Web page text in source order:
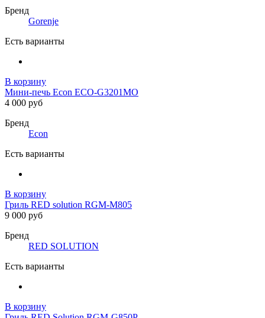
Бренд
Gorenje
Есть варианты
В корзину
Мини-печь Econ ECO-G3201MO
4 000 руб
Бренд
Econ
Есть варианты
В корзину
Гриль RED solution RGM-M805
9 000 руб
Бренд
RED SOLUTION
Есть варианты
В корзину